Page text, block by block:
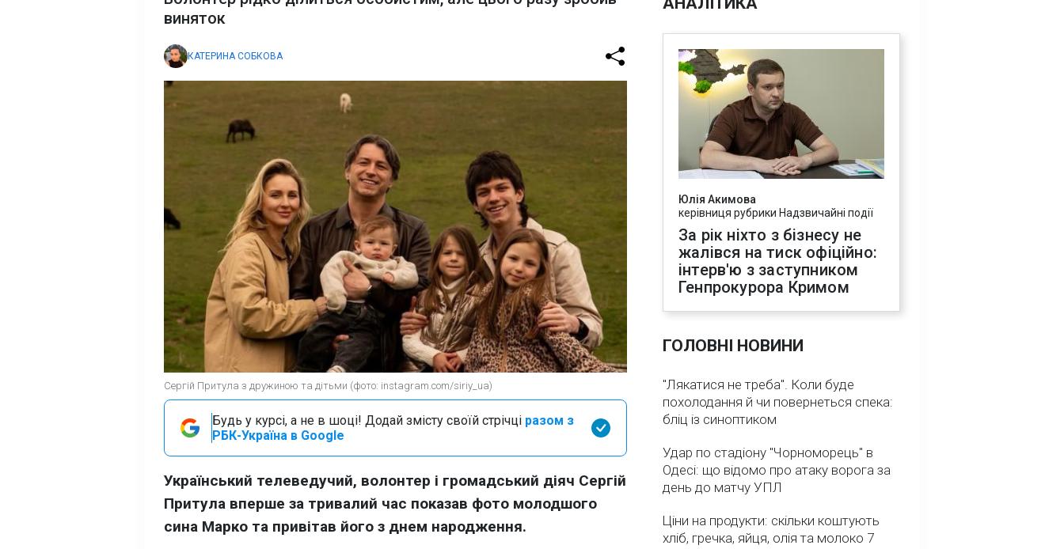
виняток
КАТЕРИНА СОБКОВА
Сергій Притула з дружиною та дітьми (фото: instagram.com/siriy_ua)
Будь у курсі, а не в шоці! Додай змісту своїй стрічці разом з
РБК-Україна в Google
Український телеведучий, волонтер і громадський діяч Сергій
Притула вперше за тривалий час показав фото молодшого
сина Марко та привітав його з днем народження.
Юлія Акимова
керівниця рубрики Надзвичайні події
За рік ніхто з бізнесу не
жалівся на тиск офіційно:
інтерв'ю з заступником
Генпрокурора Кримом
ГОЛОВНІ НОВИНИ
"Лякатися не треба". Коли буде
похолодання й чи повернеться спека:
бліц із синоптиком
Удар по стадіону "Чорноморець" в
Одесі: що відомо про атаку ворога за
день до матчу УПЛ
Ціни на продукти: скільки коштують
хліб, гречка, яйця, олія та молоко 7